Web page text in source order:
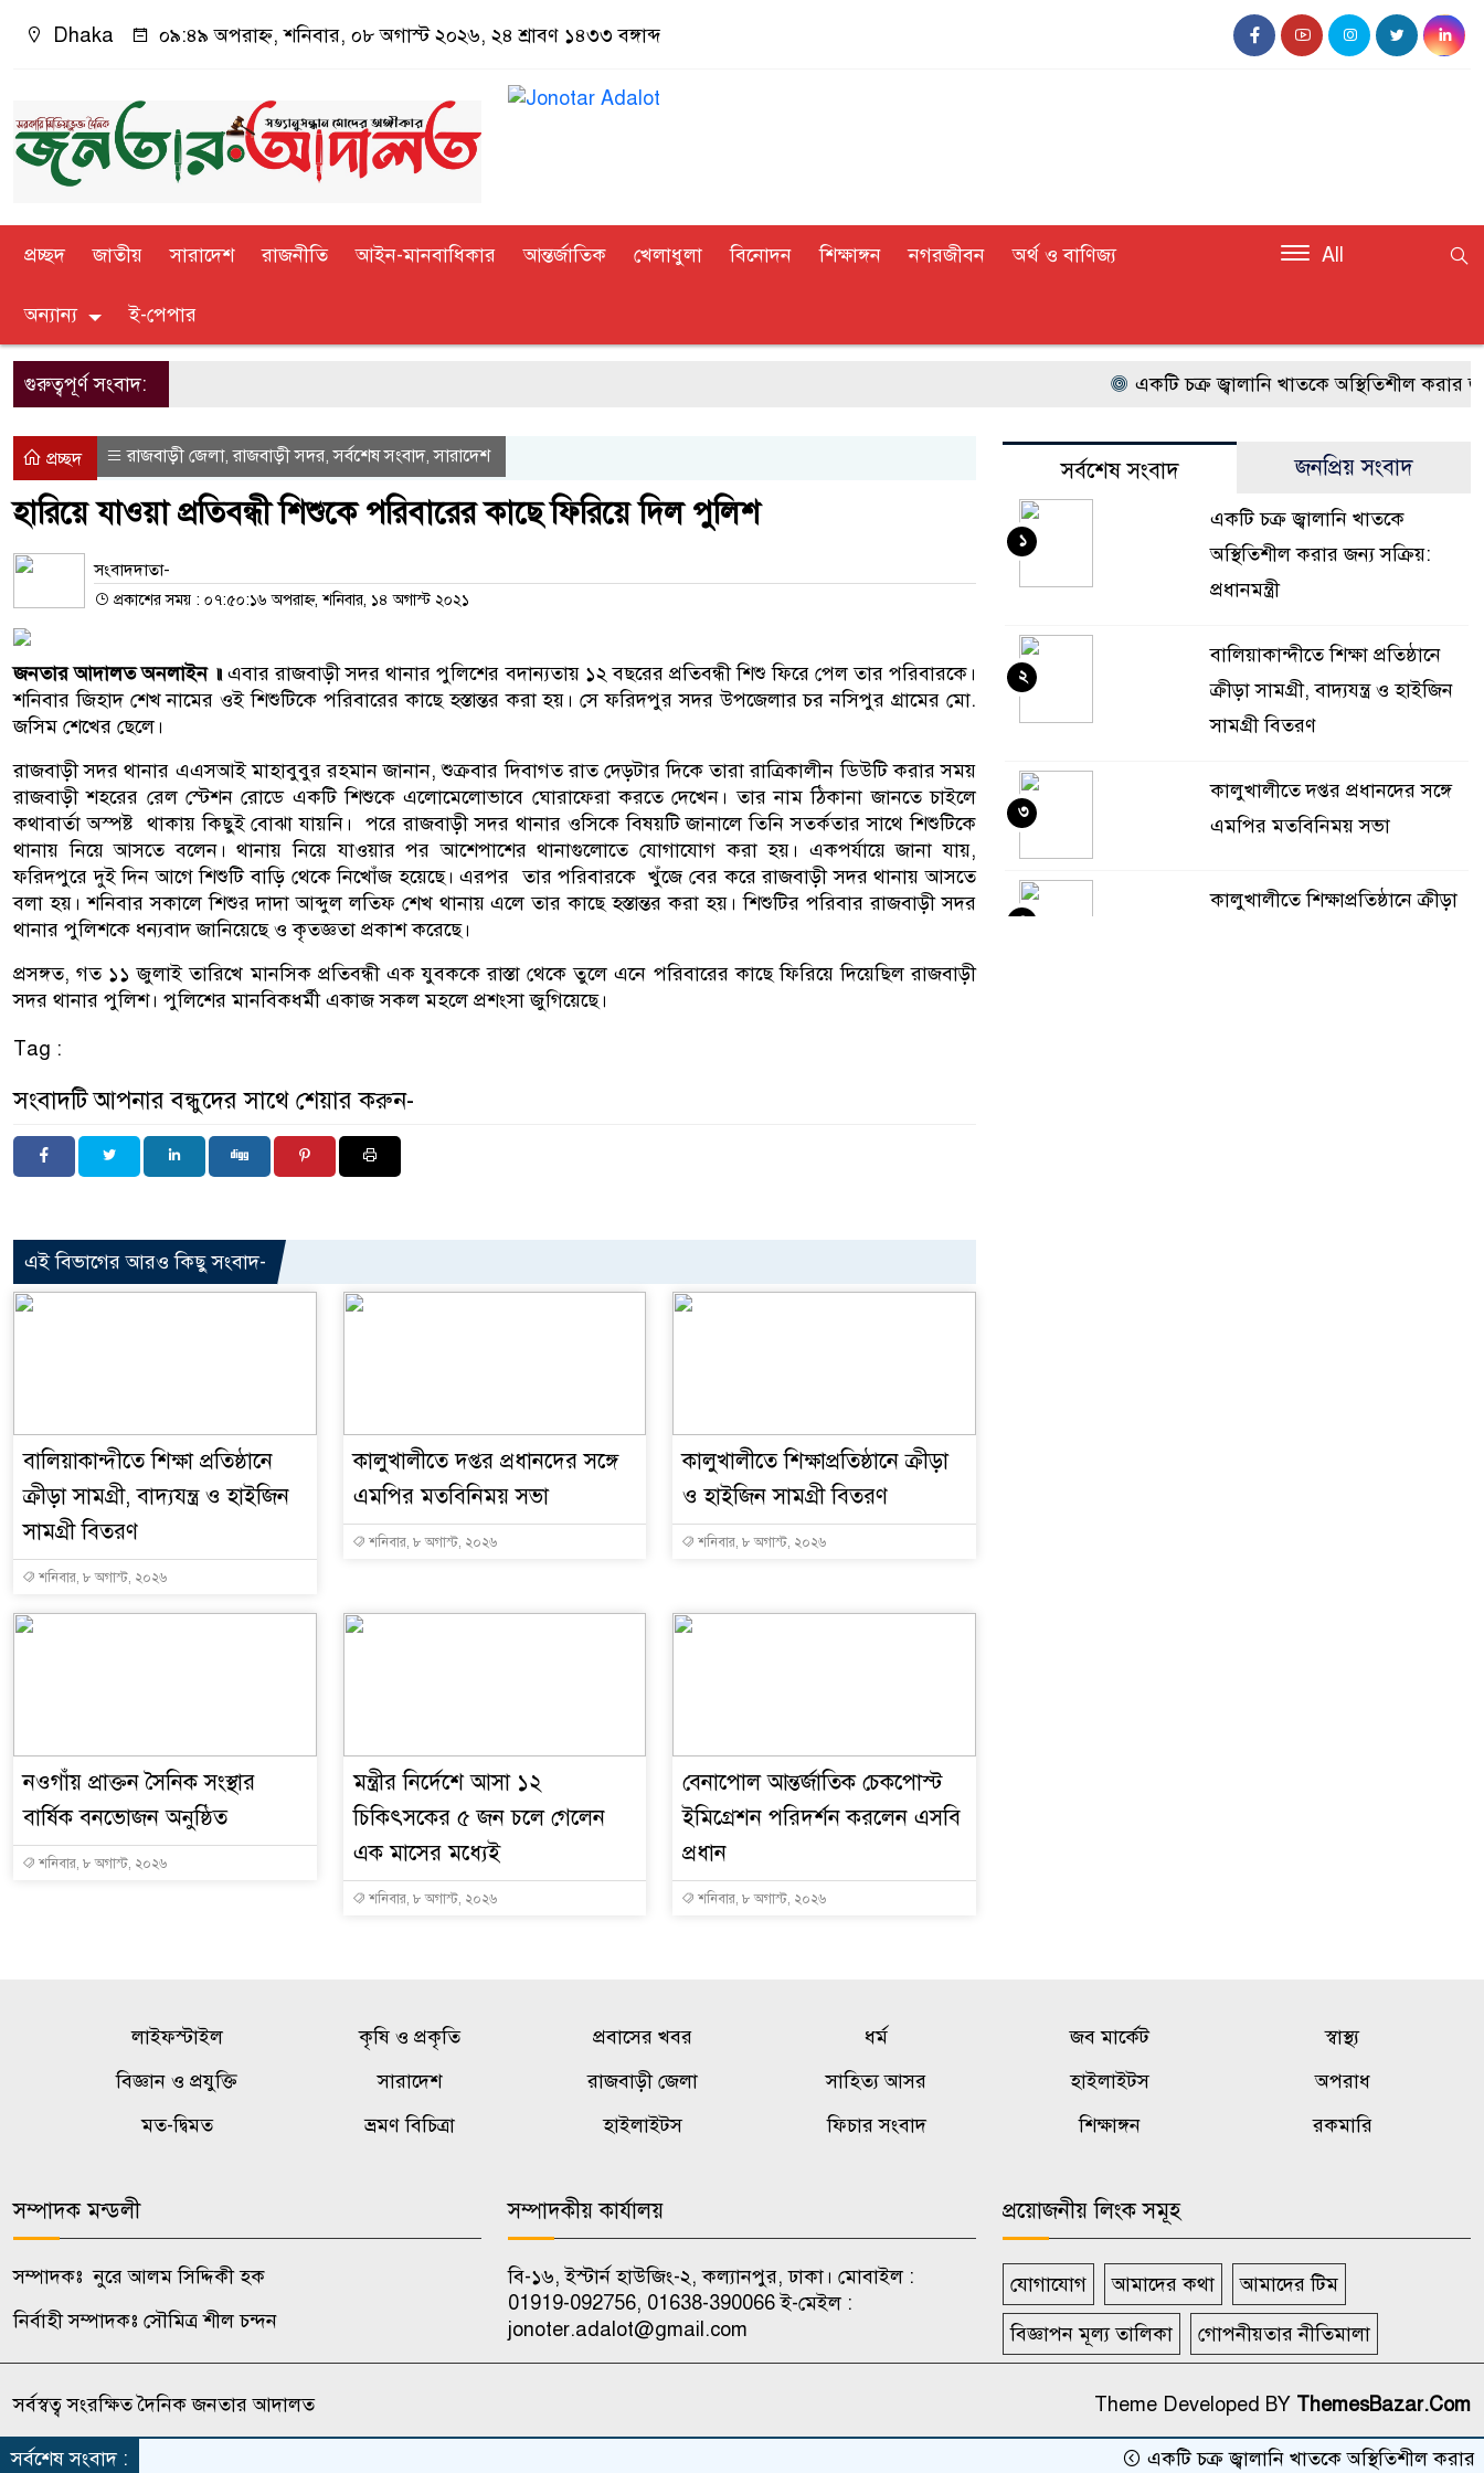
Dhaka ০৯:৪৯ অপরাহ্ন, শনিবার, ০৮ অগাস্ট ২০২৬, ২৪ শ্রাবণ ১৪৩৩ বঙ্গাব্দ
প্রচ্ছদ জাতীয় সারাদেশ রাজনীতি আইন-মানবাধিকার আন্তর্জাতিক খেলাধুলা বিনোদন শিক্ষাঙ্গন নগরজীবন অর্থ ও বাণিজ্য
অন্যান্য ই-পেপার
All
গুরুত্বপূর্ণ সংবাদ: একটি চক্র জ্বালানি খাতকে অস্থিতিশীল করার জন্য
প্রচ্ছদ রাজবাড়ী জেলা,রাজবাড়ী সদর,সর্বশেষ সংবাদ,সারাদেশ
হারিয়ে যাওয়া প্রতিবন্ধী শিশুকে পরিবারের কাছে ফিরিয়ে দিল পুলিশ
সংবাদদাতা-
প্রকাশের সময় : ০৭:৫০:১৬ অপরাহ্ন, শনিবার, ১৪ অগাস্ট ২০২১
জনতার আদালত অনলাইন ॥ এবার রাজবাড়ী সদর থানার পুলিশের বদান্যতায় ১২ বছরের প্রতিবন্ধী শিশু ফিরে পেল তার পরিবারকে।
শনিবার জিহাদ শেখ নামের ওই শিশুটিকে পরিবারের কাছে হস্তান্তর করা হয়। সে ফরিদপুর সদর উপজেলার চর নসিপুর গ্রামের মো.
জসিম শেখের ছেলে।
রাজবাড়ী সদর থানার এএসআই মাহাবুবুর রহমান জানান, শুক্রবার দিবাগত রাত দেড়টার দিকে তারা রাত্রিকালীন ডিউটি করার সময়
রাজবাড়ী শহরের রেল স্টেশন রোডে একটি শিশুকে এলোমেলোভাবে ঘোরাফেরা করতে দেখেন। তার নাম ঠিকানা জানতে চাইলে
কথাবার্তা অস্পষ্ট থাকায় কিছুই বোঝা যায়নি। পরে রাজবাড়ী সদর থানার ওসিকে বিষয়টি জানালে তিনি সতর্কতার সাথে শিশুটিকে
থানায় নিয়ে আসতে বলেন। থানায় নিয়ে যাওয়ার পর আশেপাশের থানাগুলোতে যোগাযোগ করা হয়। একপর্যায়ে জানা যায়,
ফরিদপুরে দুই দিন আগে শিশুটি বাড়ি থেকে নিখোঁজ হয়েছে। এরপর তার পরিবারকে খুঁজে বের করে রাজবাড়ী সদর থানায় আসতে
বলা হয়। শনিবার সকালে শিশুর দাদা আব্দুল লতিফ শেখ থানায় এলে তার কাছে হস্তান্তর করা হয়। শিশুটির পরিবার রাজবাড়ী সদর
থানার পুলিশকে ধন্যবাদ জানিয়েছে ও কৃতজ্ঞতা প্রকাশ করেছে।
প্রসঙ্গত, গত ১১ জুলাই তারিখে মানসিক প্রতিবন্ধী এক যুবককে রাস্তা থেকে তুলে এনে পরিবারের কাছে ফিরিয়ে দিয়েছিল রাজবাড়ী
সদর থানার পুলিশ। পুলিশের মানবিকধর্মী একাজ সকল মহলে প্রশংসা জুগিয়েছে।
Tag :
সংবাদটি আপনার বন্ধুদের সাথে শেয়ার করুন-
এই বিভাগের আরও কিছু সংবাদ-
বালিয়াকান্দীতে শিক্ষা প্রতিষ্ঠানে
ক্রীড়া সামগ্রী, বাদ্যযন্ত্র ও হাইজিন
সামগ্রী বিতরণ
শনিবার, ৮ অগাস্ট, ২০২৬
কালুখালীতে দপ্তর প্রধানদের সঙ্গে
এমপির মতবিনিময় সভা
শনিবার, ৮ অগাস্ট, ২০২৬
কালুখালীতে শিক্ষাপ্রতিষ্ঠানে ক্রীড়া
ও হাইজিন সামগ্রী বিতরণ
শনিবার, ৮ অগাস্ট, ২০২৬
নওগাঁয় প্রাক্তন সৈনিক সংস্থার
বার্ষিক বনভোজন অনুষ্ঠিত
শনিবার, ৮ অগাস্ট, ২০২৬
মন্ত্রীর নির্দেশে আসা ১২
চিকিৎসকের ৫ জন চলে গেলেন
এক মাসের মধ্যেই
শনিবার, ৮ অগাস্ট, ২০২৬
বেনাপোল আন্তর্জাতিক চেকপোস্ট
ইমিগ্রেশন পরিদর্শন করলেন এসবি
প্রধান
শনিবার, ৮ অগাস্ট, ২০২৬
সর্বশেষ সংবাদ জনপ্রিয় সংবাদ
একটি চক্র জ্বালানি খাতকে
অস্থিতিশীল করার জন্য সক্রিয়:
প্রধানমন্ত্রী
১
বালিয়াকান্দীতে শিক্ষা প্রতিষ্ঠানে
ক্রীড়া সামগ্রী, বাদ্যযন্ত্র ও হাইজিন
সামগ্রী বিতরণ
২
কালুখালীতে দপ্তর প্রধানদের সঙ্গে
এমপির মতবিনিময় সভা
৩
কালুখালীতে শিক্ষাপ্রতিষ্ঠানে ক্রীড়া
৪
লাইফস্টাইল কৃষি ও প্রকৃতি প্রবাসের খবর ধর্ম জব মার্কেট
স্বাস্থ্য
বিজ্ঞান ও প্রযুক্তি
সারাদেশ রাজবাড়ী জেলা সাহিত্য আসর হাইলাইটস
অপরাধ
মত-দ্বিমত
ভ্রমণ বিচিত্রা হাইলাইটস ফিচার সংবাদ শিক্ষাঙ্গন রকমারি
সম্পাদক মন্ডলী
সম্পাদকঃ নুরে আলম সিদ্দিকী হক
নির্বাহী সম্পাদকঃ সৌমিত্র শীল চন্দন
সম্পাদকীয় কার্যালয়
বি-১৬, ইস্টার্ন হাউজিং-২, কল্যানপুর, ঢাকা। মোবাইল :
01919-092756, 01638-390066 ই-মেইল :
jonoter.adalot@gmail.com
প্রয়োজনীয় লিংক সমূহ
যোগাযোগ আমাদের কথা আমাদের টিম
বিজ্ঞাপন মূল্য তালিকা গোপনীয়তার নীতিমালা
সর্বস্বত্ব সংরক্ষিত দৈনিক জনতার আদালত Theme Developed BY ThemesBazar.Com
সর্বশেষ সংবাদ : একটি চক্র জ্বালানি খাতকে অস্থিতিশীল করার জন্য